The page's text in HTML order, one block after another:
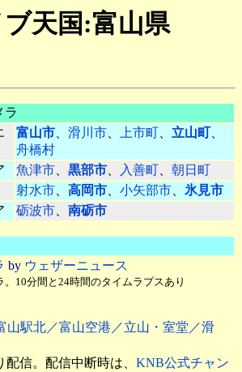
天国:富山県
ラ
富山市、 滑川市、 上市町、 立山町、
舟橋村
魚津市、 黒部市、 入善町、 朝日町
射水市、 高岡市、 小矢部市、 氷見市
砺波市、 南砺市
by ウェザーニュース
。10分間と24時間のタイムラプスあり
山駅北／富山空港／立山・室堂／滑
配信。配信中断時は、 KNB公式チャン